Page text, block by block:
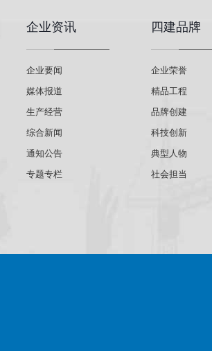
企业资讯
企业要闻
媒体报道
生产经营
综合新闻
通知公告
专题专栏
四建品牌
企业荣誉
精品工程
品牌创建
科技创新
典型人物
社会担当